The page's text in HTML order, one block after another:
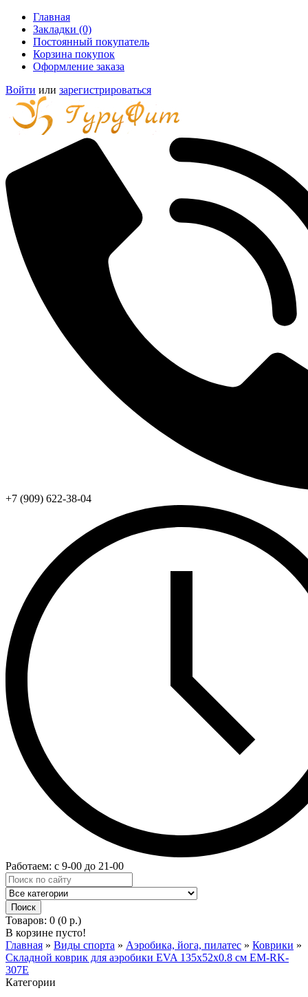
Главная
Закладки (0)
Постоянный покупатель
Корзина покупок
Оформление заказа
Войти или зарегистрироваться
+7 (909) 622-38-04
Работаем: с 9-00 до 21-00
Товаров: 0 (0 р.)
В корзине пусто!
Главная » Виды спорта » Аэробика, йога, пилатес » Коврики »
Складной коврик для аэробики EVA 135x52x0.8 см EM-RK-
307E
Категории